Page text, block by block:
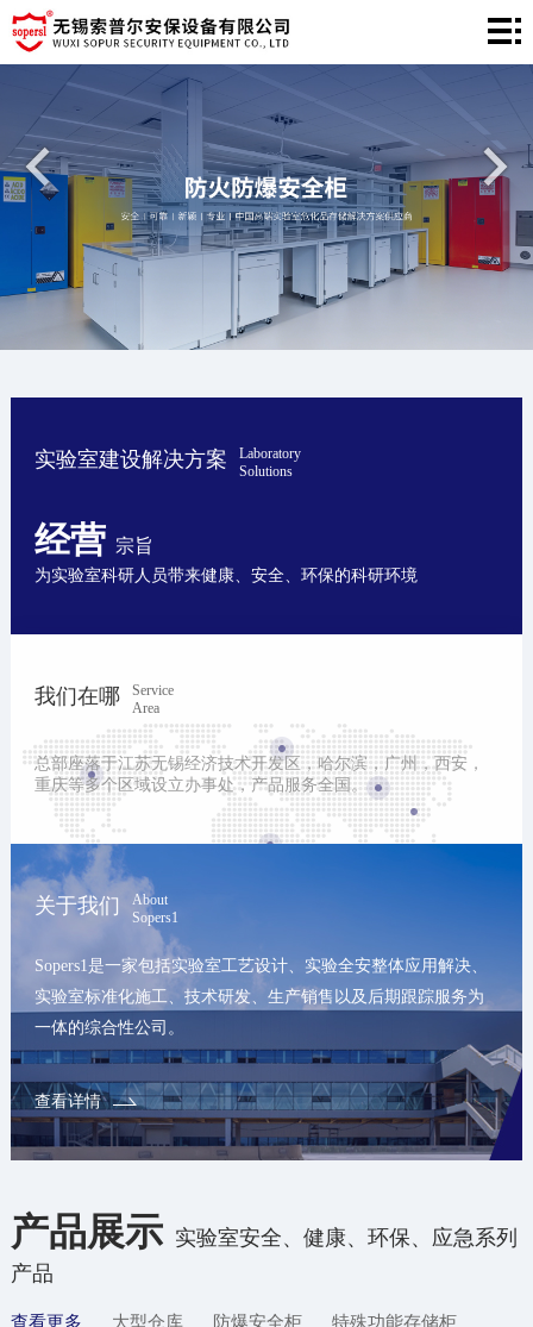
网
页
中
程
例
新
中
心
于
我
联
系
实验室建设解决方案
Laboratory
Solutions
经营宗旨
为实验室科研人员带来健康、安全、环保的科研环境
我们在哪
Service
Area
总部座落于江苏无锡经济技术开发区，哈尔滨，广州，西安，
重庆等多个区域设立办事处，产品服务全国。
关于我们
About
Sopers1
Sopers1是一家包括实验室工艺设计、实验全安整体应用解决、
实验室标准化施工、技术研发、生产销售以及后期跟踪服务为
一体的综合性公司。
查看详情
产品展示实验室安全、健康、环保、应急系列
产品
查看更多 大型仓库 防爆安全柜
特殊功能存储柜